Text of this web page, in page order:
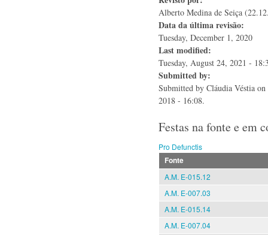
Alberto Medina de Seiça
Data da última revisão:
Tuesday, December 1, 2020
Last modified:
Tuesday, August 24, 2021 -
Submitted by:
Submitted by Cláudia Véstia on
2018 - 16:08.
Festas na fonte e em
Pro Defunctis
Fonte
A.M. E-015.12
A.M. E-007.03
A.M. E-015.14
A.M. E-007.04